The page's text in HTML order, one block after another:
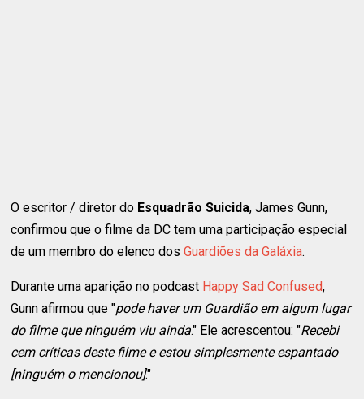
O escritor / diretor do Esquadrão Suicida, James Gunn,
confirmou que o filme da DC tem uma participação especial
de um membro do elenco dosGuardiões da Galáxia.
Durante uma aparição no podcast Happy Sad Confused,
Gunn afirmou que "pode ​​haver um Guardião em algum lugar
do filme que ninguém viu ainda." Ele acrescentou: "Recebi
cem críticas deste filme e estou simplesmente espantado
[ninguém o mencionou]."